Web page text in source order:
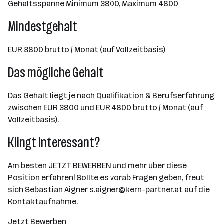
Gehaltsspanne Minimum 3800, Maximum 4800
Mindestgehalt
EUR 3800 brutto / Monat (auf Vollzeitbasis)
Das mögliche Gehalt
Das Gehalt liegt je nach Qualifikation & Berufserfahrung
zwischen EUR 3800 und EUR 4800 brutto / Monat (auf
Vollzeitbasis).
Klingt interessant?
Am besten JETZT BEWERBEN und mehr über diese
Position erfahren! Sollte es vorab Fragen geben, freut
sich Sebastian Aigner s.aigner@kern-partner.at auf die
Kontaktaufnahme.
Jetzt Bewerben